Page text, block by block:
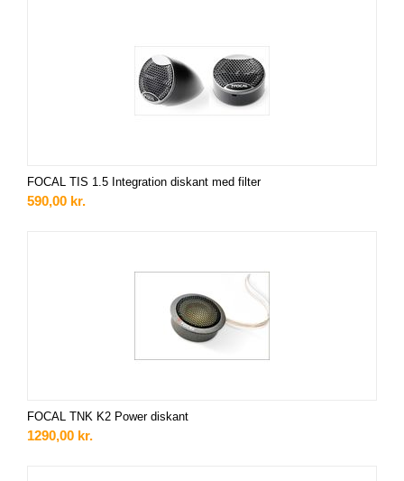
FOCAL TIS 1.5 Integration diskant med filter
590,00 kr.
FOCAL TNK K2 Power diskant
1290,00 kr.